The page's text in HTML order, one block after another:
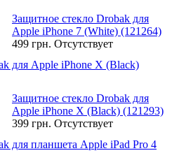
Защитное стекло Drobak для
Apple iPhone 7 (White) (121264)
499 грн. Отсутствует
для Apple iPhone X (Black)
Защитное стекло Drobak для
Apple iPhone X (Black) (121293)
399 грн. Отсутствует
для планшета Apple iPad Pro 4